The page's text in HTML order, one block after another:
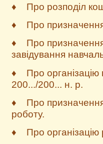
♦ Про розподіл
♦ Про призначення
♦ Про призначення
завідування
♦ Про організацію
200.../200... н. р.
♦ Про призначення
роботу.
♦ Про організацію